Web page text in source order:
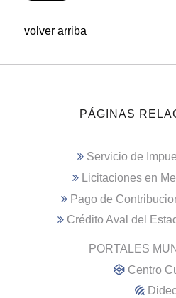
volver arriba
PÁGINAS
Servicio de
Licitaciones en
Pago de
Crédito Aval del
PORTALES
Centro